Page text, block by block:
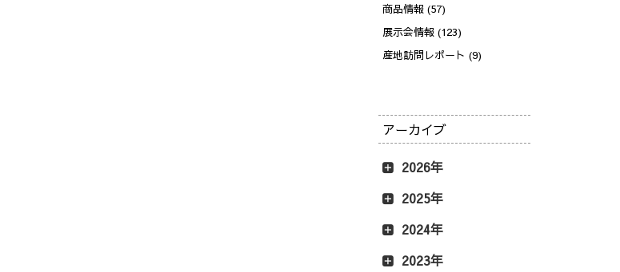
商品情報 (57)
展示会情報 (123)
産地訪問レポート (9)
アーカイブ
2026年
2025年
2024年
2023年